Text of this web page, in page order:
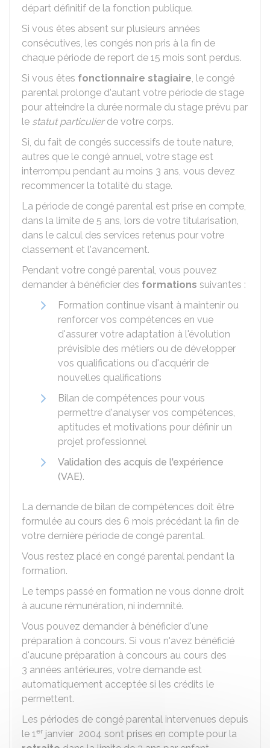
départ définitif de la fonction publique.
Si vous êtes absent sur plusieurs années
consécutives, les congés non pris à la fin de
chaque période de report de 15 mois sont perdus.
Si vous êtes fonctionnaire stagiaire, le congé
parental prolonge d'autant votre période de stage
pour atteindre la durée normale du stage prévu par
le statut particulierde votre corps.
Si, du fait de congés successifs de toute nature,
autres que le congé annuel, votre stage est
interrompu pendant au moins 3 ans, vous devez
recommencer la totalité du stage.
La période de congé parental est prise en compte,
dans la limite de 5 ans, lors de votre titularisation,
dans le calcul des services retenus pour votre
classement et l'avancement.
Pendant votre congé parental, vous pouvez
demander à bénéficier des formations suivantes :
Formation continue visant à maintenir ou
renforcer vos compétences en vue
d'assurer votre adaptation à l'évolution
prévisible des métiers ou de développer
vos qualifications ou d'acquérir de
nouvelles qualifications
Bilan de compétences pour vous
permettre d'analyser vos compétences,
aptitudes et motivations pour définir un
projet professionnel
Validation des acquis de l'expérience
(VAE).
La demande de bilan de compétences doit être
formulée au cours des 6 mois précédant la fin de
votre dernière période de congé parental.
Vous restez placé en congé parental pendant la
formation.
Le temps passé en formation ne vous donne droit
à aucune rémunération, ni indemnité.
Vous pouvez demander à bénéficier d'une
préparation à concours. Si vous n'avez bénéficié
d'aucune préparation à concours au cours des
3 années antérieures, votre demande est
automatiquement acceptée si les crédits le
permettent.
Les périodes de congé parental intervenues depuis
le 1er janvier 2004 sont prises en compte pour la